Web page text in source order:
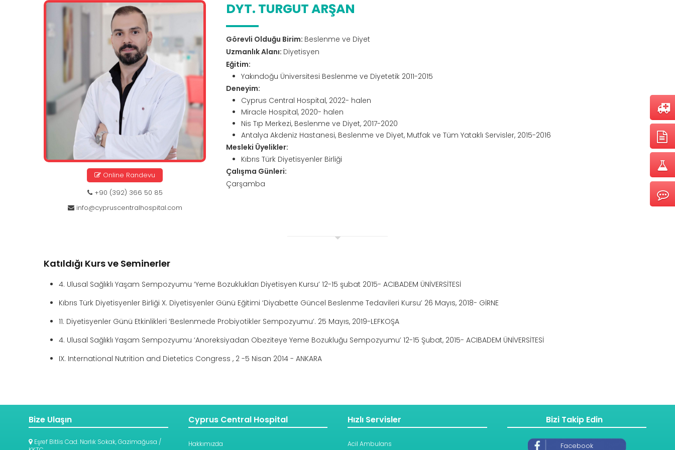
Online Randevu
+90 (392) 366 50 85
info@cypruscentralhospital.com
DYT. TURGUT ARŞAN
Görevli Olduğu Birim: Beslenme ve Diyet
Uzmanlık Alanı: Diyetisyen
Eğitim:
Yakındoğu Üniversitesi Beslenme ve Diyetetik 2011-2015
Deneyim:
Cyprus Central Hospital, 2022- halen
Miracle Hospital, 2020- halen
Nis Tıp Merkezi, Beslenme ve Diyet, 2017-2020
Antalya Akdeniz Hastanesi, Beslenme ve Diyet, Mutfak ve Tüm Yataklı Servisler, 2015-2016
Mesleki Üyelikler:
Kıbrıs Türk Diyetisyenler Birliği
Çalışma Günleri:
Çarşamba
Katıldığı Kurs ve Seminerler
4. Ulusal Sağlıklı Yaşam Sempozyumu ‘Yeme Bozuklukları Diyetisyen Kursu’ 12-15 şubat 2015- ACIBADEM ÜNİVERSİTESİ
Kıbrıs Türk Diyetisyenler Birliği X. Diyetisyenler Günü Eğitimi ‘Diyabette Güncel Beslenme Tedavileri Kursu’ 26 Mayıs, 2018- GİRNE
11. Diyetisyenler Günü Etkinlikleri ‘Beslenmede Probiyotikler Sempozyumu’. 25 Mayıs, 2019-LEFKOŞA
4. Ulusal Sağlıklı Yaşam Sempozyumu ‘Anoreksiyadan Obeziteye Yeme Bozukluğu Sempozyumu’ 12-15 Şubat, 2015- ACIBADEM ÜNİVERSİTESİ
IX. International Nutrition and Dietetics Congress , 2 -5 Nisan 2014 - ANKARA
Bize Ulaşın
Eşref Bitlis Cad. Narlık Sokak, Gazimağusa /
Cyprus Central Hospital
Hakkımızda
Hızlı Servisler
Acil Ambulans
Bizi Takip Edin
Facebook